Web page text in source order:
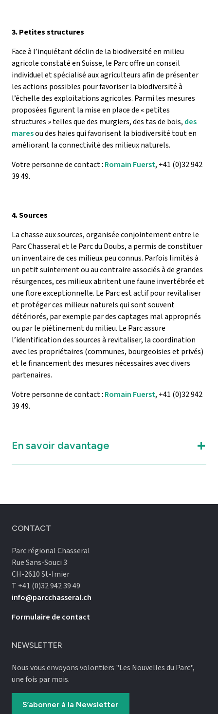
3. Petites structures
Face à l’inquiétant déclin de la biodiversité en milieu
agricole constaté en Suisse, le Parc offre un conseil
individuel et spécialisé aux agriculteurs afin de présenter
les actions possibles pour favoriser la biodiversité à
l’échelle des exploitations agricoles. Parmi les mesures
proposées figurent la mise en place de « petites
structures » telles que des murgiers, des tas de bois, des
maresou des haies qui favorisent la biodiversité tout en
améliorant la connectivité des milieux naturels.
Votre personne de contact : Romain Fuerst, +41 (0)32 942
39 49.
4. Sources
La chasse aux sources, organisée conjointement entre le
Parc Chasseral et le Parc du Doubs, a permis de constituer
un inventaire de ces milieux peu connus. Parfois limités à
un petit suintement ou au contraire associés à de grandes
résurgences, ces milieux abritent une faune invertébrée et
une flore exceptionnelle. Le Parc est actif pour revitaliser
et protéger ces milieux naturels qui sont souvent
détériorés, par exemple par des captages mal appropriés
ou par le piétinement du milieu. Le Parc assure
l’identification des sources à revitaliser, la coordination
avec les propriétaires (communes, bourgeoisies et privés)
et le financement des mesures nécessaires avec divers
partenaires.
Votre personne de contact : Romain Fuerst, +41 (0)32 942
39 49.
En savoir davantage
CONTACT
Parc régional Chasseral
Rue Sans-Souci 3
CH-2610 St-Imier
T +41 (0)32 942 39 49
info@parcchasseral.ch
Formulaire de contact
NEWSLETTER
Nous vous envoyons volontiers "Les Nouvelles du Parc",
une fois par mois.
S’abonner à la Newsletter